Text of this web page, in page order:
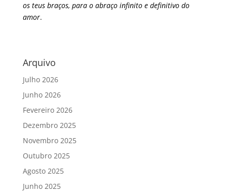
os teus braços, para o abraço infinito e definitivo do
amor.
Arquivo
Julho 2026
Junho 2026
Fevereiro 2026
Dezembro 2025
Novembro 2025
Outubro 2025
Agosto 2025
Junho 2025